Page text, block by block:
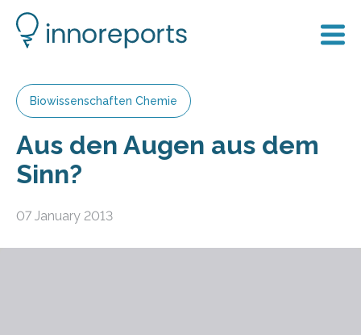
Biowissenschaften Chemie
Aus den Augen aus dem
Sinn?
07 January 2013